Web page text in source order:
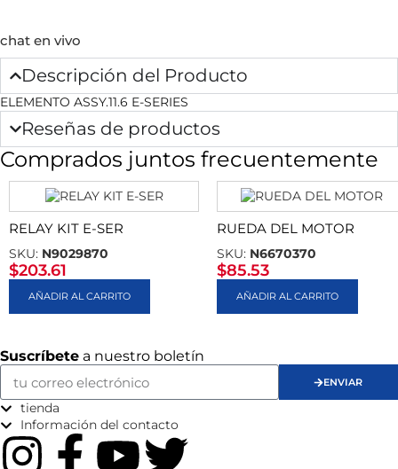
chat en vivo
Descripción del Producto
ELEMENTO ASSY.11.6 E-SERIES
Reseñas de productos
Comprados juntos frecuentemente
RELAY KIT E-SER
SKU: N9029870
$203.61
AÑADIR AL CARRITO
RUEDA DEL MOTOR
SKU: N6670370
$85.53
AÑADIR AL CARRITO
Suscríbete a nuestro boletín
ENVIAR
tienda
Información del contacto